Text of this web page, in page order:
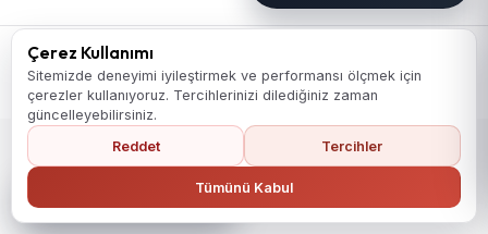
© 2026 KD Promosyon. Tüm hakları saklıdır.
KoleksiyonHakkımızdaİletişimKVKK Aydınlatma Metni
Gizlilik PolitikasıÇerez PolitikasıÇerez Tercihleri
Ana Sayfaya Dön
Çerez Kullanımı
Sitemizde deneyimi iyileştirmek ve performansı ölçmek için
çerezler kullanıyoruz. Tercihlerinizi dilediğiniz zaman
güncelleyebilirsiniz.
Reddet
Tercihler
Tümünü Kabul